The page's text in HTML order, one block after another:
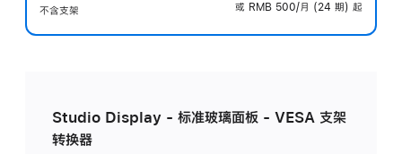
不含支架
或 RMB 500/月 (24 期) 起
Studio Display - 标准玻璃面板 - VESA 支架
转换器